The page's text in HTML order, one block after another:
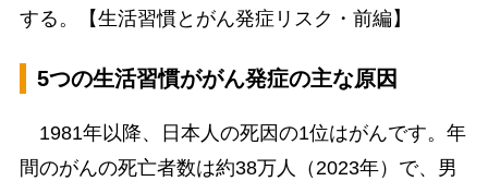
する。【生活習慣とがん発症リスク・前編】
5つの生活習慣ががん発症の主な原因
1981年以降、日本人の死因の1位はがんです。年
間のがんの死亡者数は約38万人（2023年）で、男